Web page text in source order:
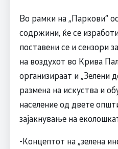
Во рамки на „Паркови“
содржини, ќе се
поставени се и сензори
на воздухот во Крива
организираат и „Зелени
размена на искуства и
население од двете
зајакнување на
-Концептот на „зелена